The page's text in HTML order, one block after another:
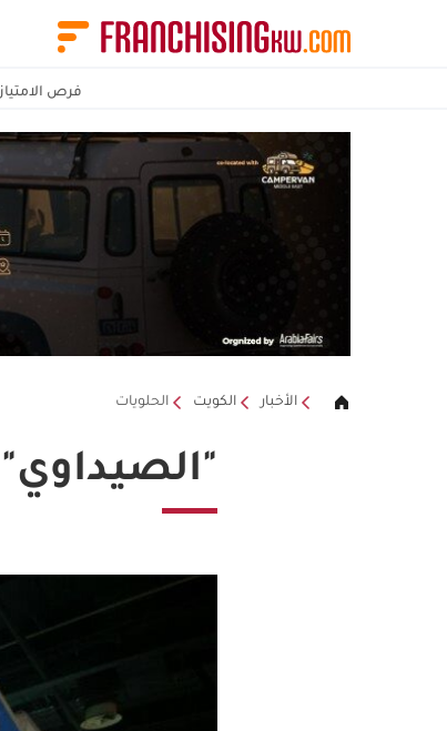
فرص
الأخبار الكويت الحلويات
"الصيداوي"... 120 طن من